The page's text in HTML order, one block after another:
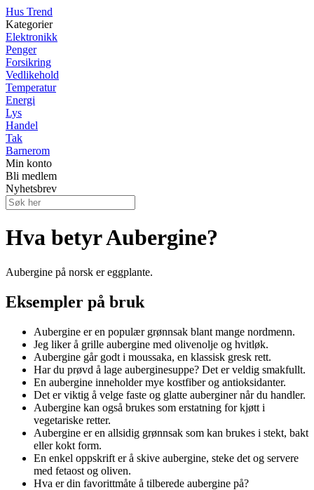
Hus Trend
Kategorier
Elektronikk
Penger
Forsikring
Vedlikehold
Temperatur
Energi
Lys
Handel
Tak
Barnerom
Min konto
Bli medlem
Nyhetsbrev
Hva betyr Aubergine?
Aubergine på norsk er eggplante.
Eksempler på bruk
Aubergine er en populær grønnsak blant mange nordmenn.
Jeg liker å grille aubergine med olivenolje og hvitløk.
Aubergine går godt i moussaka, en klassisk gresk rett.
Har du prøvd å lage auberginesuppe? Det er veldig smakfullt.
En aubergine inneholder mye kostfiber og antioksidanter.
Det er viktig å velge faste og glatte auberginer når du handler.
Aubergine kan også brukes som erstatning for kjøtt i
vegetariske retter.
Aubergine er en allsidig grønnsak som kan brukes i stekt, bakt
eller kokt form.
En enkel oppskrift er å skive aubergine, steke det og servere
med fetaost og oliven.
Hva er din favorittmåte å tilberede aubergine på?